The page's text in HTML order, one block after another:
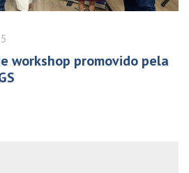
workshop promovido pela